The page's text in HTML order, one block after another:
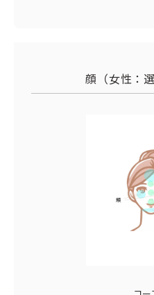
顔（女性：